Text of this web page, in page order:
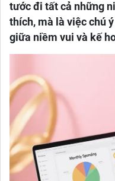
tước đi tất cả những
thích, mà là việc chú
giữa niềm vui và kế